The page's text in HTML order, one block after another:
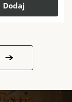
Dodaj